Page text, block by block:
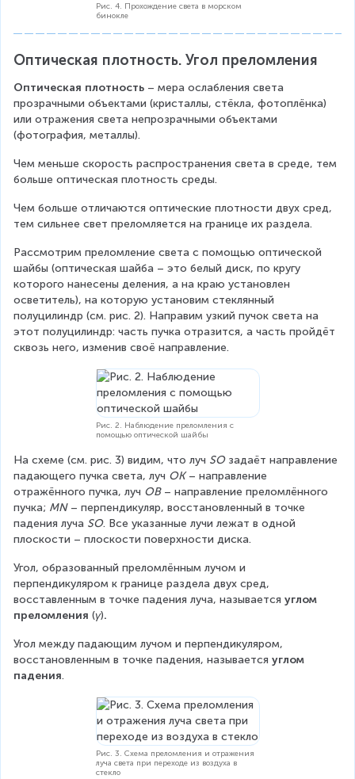
,
3
}
\
R
g
h
t
a
r
r
o
w
\
a
l
p
e
x
t
{
п
р
}
=
4
8
\
ci
r
r
o
w
\
a
p
h
a
_
{
\
t
e
x
t
{
n
^
ci
c
'
g
t
a
r
r
w
\
l
p
h
a
_
{
\
t
e
}
=
2
4
^
\
ci
r
c
4
0
Рис. 4. Прохождение света в морском
бинокле
Оптическая плотность. Угол преломления
Оптическая плотность – мера ослабления света
прозрачными объектами (кристаллы, стёкла, фотоплёнка)
или отражения света непрозрачными объектами
(фотография, металлы).
Чем меньше скорость распространения света в среде, тем
больше оптическая плотность среды.
Чем больше отличаются оптические плотности двух сред,
тем сильнее свет преломляется на границе их раздела.
Рассмотрим преломление света с помощью оптической
шайбы (оптическая шайба – это белый диск, по кругу
которого нанесены деления, а на краю установлен
осветитель), на которую установим стеклянный
полуцилиндр (см. рис. 2). Направим узкий пучок света на
этот полуцилиндр: часть пучка отразится, а часть пройдёт
сквозь него, изменив своё направление.
Рис. 2. Наблюдение преломления с
помощью оптической шайбы
На схеме (см. рис. 3) видим, что луч SO задаёт направление
падающего пучка света, луч OK – направление
отражённого пучка, луч OB – направление преломлённого
пучка; MN – перпендикуляр, восстановленный в точке
падения луча SO. Все указанные лучи лежат в одной
плоскости – плоскости поверхности диска.
Угол, образованный преломлённым лучом и
перпендикуляром к границе раздела двух сред,
восставленным в точке падения луча, называется углом
преломления (γ).
Угол между падающим лучом и перпендикуляром,
восстановленным в точке падения, называется углом
падения.
Рис. 3. Схема преломления и отражения
луча света при переходе из воздуха в
стекло